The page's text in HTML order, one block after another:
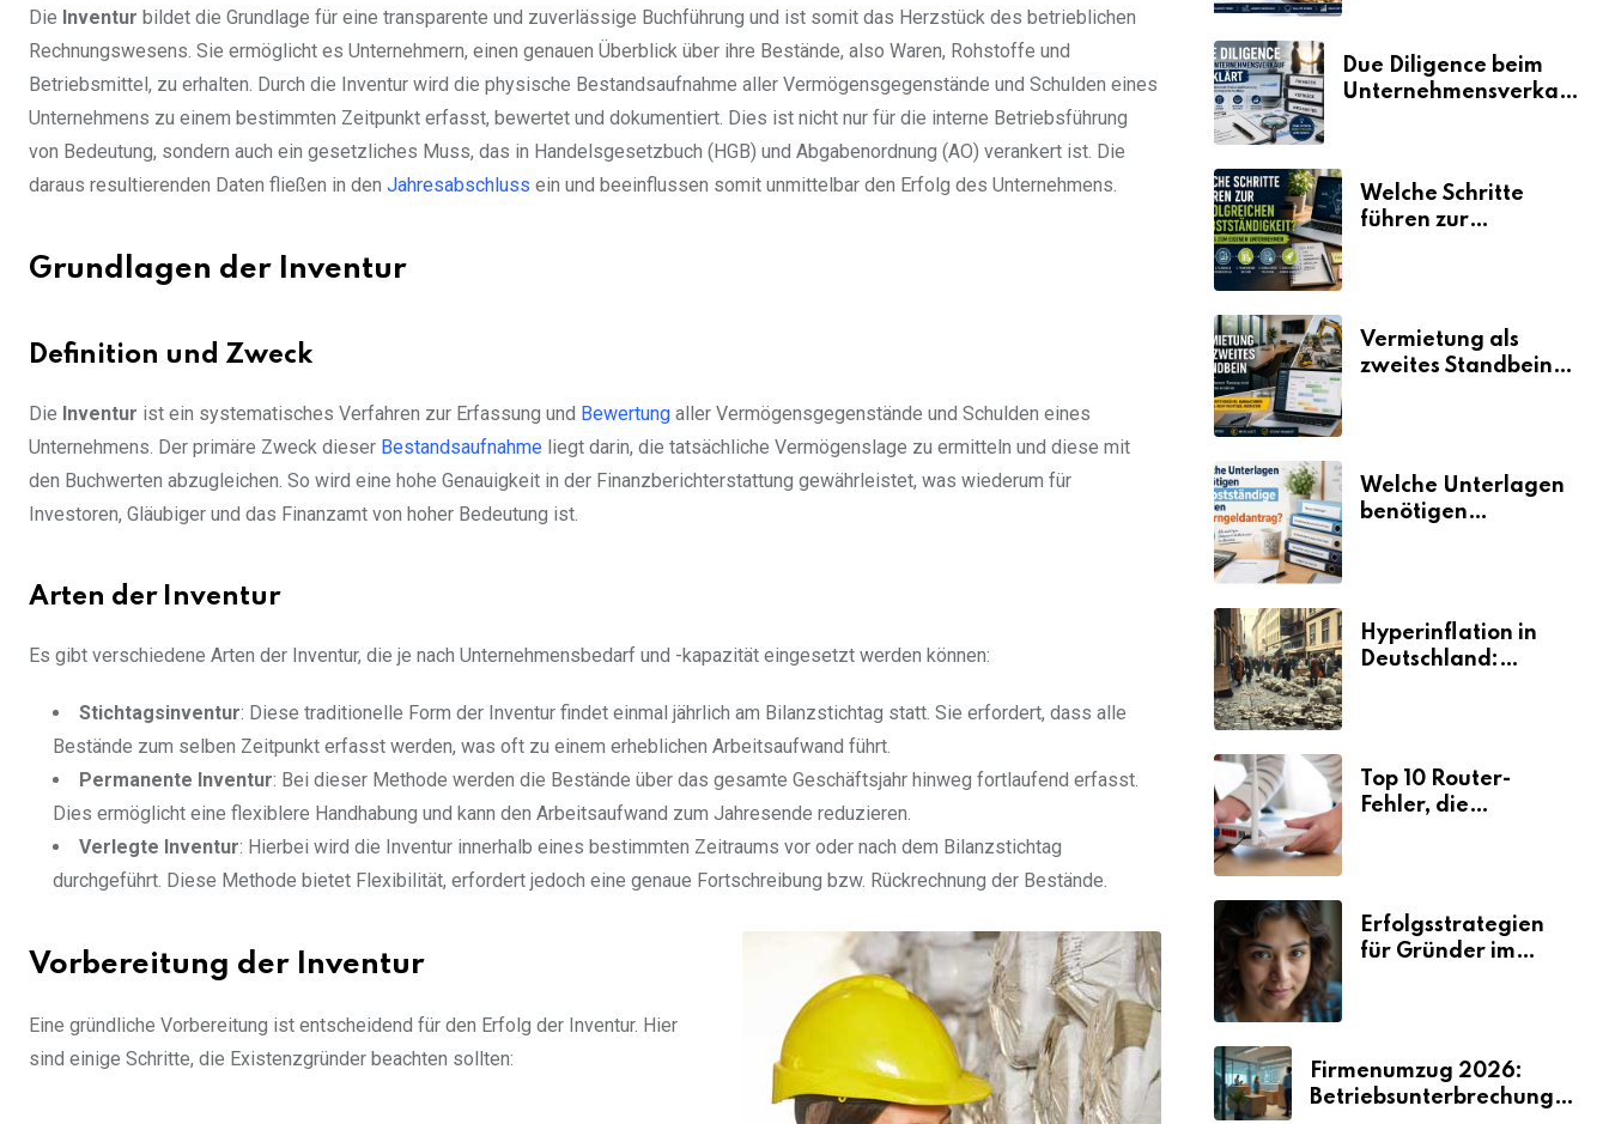
Die Inventur bildet die Grundlage für eine transparente und zuverlässige Buchführung und ist somit das Herzstück des betrieblichen
Rechnungswesens. Sie ermöglicht es Unternehmern, einen genauen Überblick über ihre Bestände, also Waren, Rohstoffe und
Betriebsmittel, zu erhalten. Durch die Inventur wird die physische Bestandsaufnahme aller Vermögensgegenstände und Schulden eines
Unternehmens zu einem bestimmten Zeitpunkt erfasst, bewertet und dokumentiert. Dies ist nicht nur für die interne Betriebsführung
von Bedeutung, sondern auch ein gesetzliches Muss, das in Handelsgesetzbuch (HGB) und Abgabenordnung (AO) verankert ist. Die
daraus resultierenden Daten fließen in den Jahresabschluss ein und beeinflussen somit unmittelbar den Erfolg des Unternehmens.
Grundlagen der Inventur
Definition und Zweck
Die Inventur ist ein systematisches Verfahren zur Erfassung und Bewertung aller Vermögensgegenstände und Schulden eines
Unternehmens. Der primäre Zweck dieser Bestandsaufnahme liegt darin, die tatsächliche Vermögenslage zu ermitteln und diese mit
den Buchwerten abzugleichen. So wird eine hohe Genauigkeit in der Finanzberichterstattung gewährleistet, was wiederum für
Investoren, Gläubiger und das Finanzamt von hoher Bedeutung ist.
Arten der Inventur
Es gibt verschiedene Arten der Inventur, die je nach Unternehmensbedarf und -kapazität eingesetzt werden können:
Stichtagsinventur: Diese traditionelle Form der Inventur findet einmal jährlich am Bilanzstichtag statt. Sie erfordert, dass alle
Bestände zum selben Zeitpunkt erfasst werden, was oft zu einem erheblichen Arbeitsaufwand führt.
Permanente Inventur: Bei dieser Methode werden die Bestände über das gesamte Geschäftsjahr hinweg fortlaufend erfasst.
Dies ermöglicht eine flexiblere Handhabung und kann den Arbeitsaufwand zum Jahresende reduzieren.
Verlegte Inventur: Hierbei wird die Inventur innerhalb eines bestimmten Zeitraums vor oder nach dem Bilanzstichtag
durchgeführt. Diese Methode bietet Flexibilität, erfordert jedoch eine genaue Fortschreibung bzw. Rückrechnung der Bestände.
Vorbereitung der Inventur
Eine gründliche Vorbereitung ist entscheidend für den Erfolg der Inventur. Hier
sind einige Schritte, die Existenzgründer beachten sollten:
Due Diligence beim
Unternehmensverkauf
Welche Schritte
führen zur
Vermietung als
zweites Standbein:
Umsätze machen
Welche Unterlagen
benötigen
Hyperinflation in
Deutschland:
Top 10 Router-
Fehler, die
Erfolgsstrategien
für Gründer im
Firmenumzug 2026:
Betriebsunterbrechungen